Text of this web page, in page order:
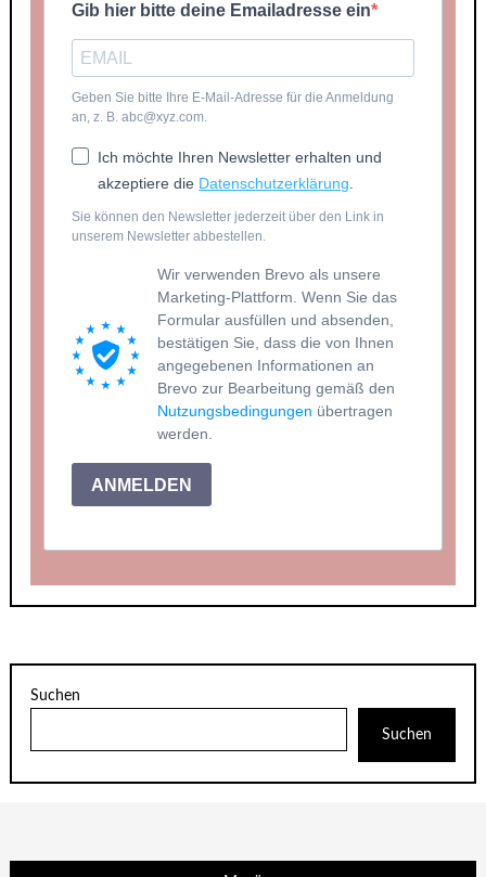
Gib hier bitte deine Emailadresse ein
Geben Sie bitte Ihre E-Mail-Adresse für die Anmeldung
an, z. B. abc@xyz.com.
Ich möchte Ihren Newsletter erhalten und
akzeptiere die Datenschutzerklärung.
Sie können den Newsletter jederzeit über den Link in
unserem Newsletter abbestellen.
Wir verwenden Brevo als unsere
Marketing-Plattform. Wenn Sie das
Formular ausfüllen und absenden,
bestätigen Sie, dass die von Ihnen
angegebenen Informationen an
Brevo zur Bearbeitung gemäß den
Nutzungsbedingungen übertragen
werden.
ANMELDEN
Suchen
Suchen